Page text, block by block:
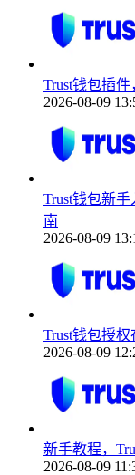
Trust钱包插
2026-08-09
Trust钱包新
南
2026-08-09
Trust钱包授
2026-08-09
新手教程，
2026-08-09